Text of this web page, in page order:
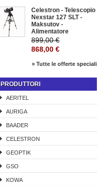
Celestron - Telescopio
Nexstar 127 SLT -
Maksutov -
Alimentatore
899,00 €
868,00 €
» Tutte le offerte speciali
PRODUTTORI
AERITEL
AURIGA
BAADER
CELESTRON
GEOPTIK
GSO
KOWA